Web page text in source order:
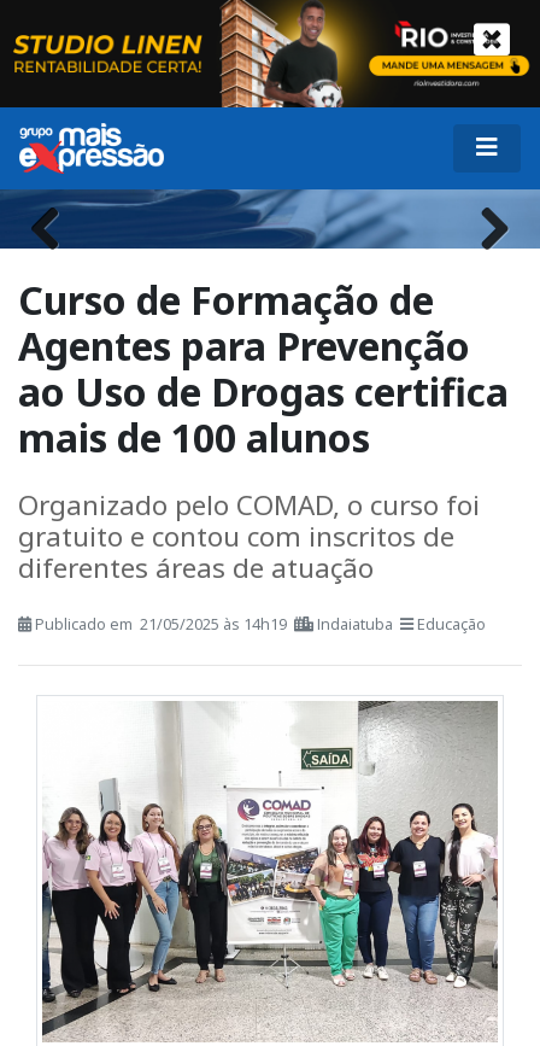
Previous
Curso de Formação de
Agentes para Prevenção
ao Uso de Drogas certifica
mais de 100 alunos
Organizado pelo COMAD, o curso foi
gratuito e contou com inscritos de
diferentes áreas de atuação
Educação